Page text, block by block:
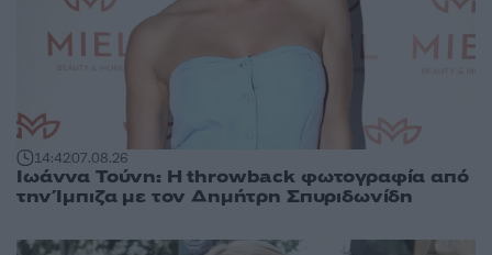
14:4207.08.26
Ιωάννα Τούνη: Η throwback φωτογραφία από
την Ίμπιζα με τον Δημήτρη Σπυριδωνίδη